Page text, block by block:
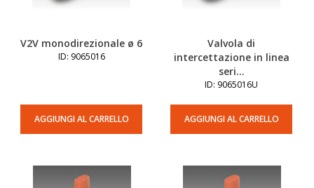
V2V monodirezionale ø 6
ID: 9065016
AGGIUNGI AL CARRELLO
Valvola di
intercettazione in linea
seri...
ID: 9065016U
AGGIUNGI AL CARRELLO